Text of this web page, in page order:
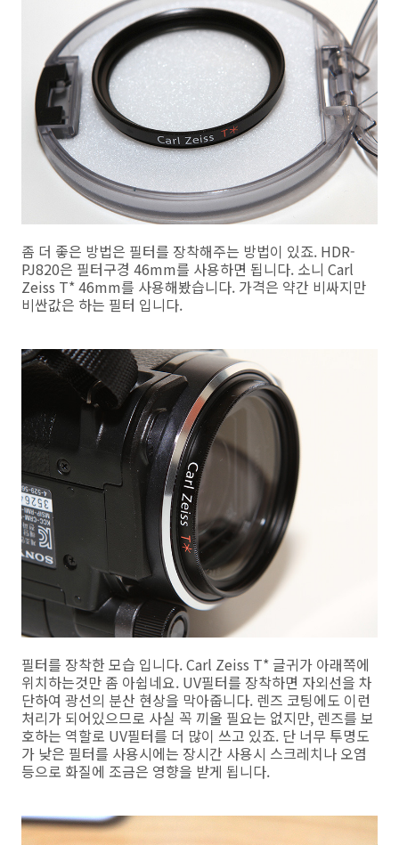
좀 더 좋은 방법은 필터를 장착해주는 방법이 있죠. HDR-
PJ820은 필터구경 46mm를 사용하면 됩니다. 소니 Carl
Zeiss T* 46mm를 사용해봤습니다. 가격은 약간 비싸지만
비싼값은 하는 필터 입니다.
필터를 장착한 모습 입니다. Carl Zeiss T* 글귀가 아래쪽에
위치하는것만 좀 아쉽네요. UV필터를 장착하면 자외선을 차
단하여 광선의 분산 현상을 막아줍니다. 렌즈 코팅에도 이런
처리가 되어있으므로 사실 꼭 끼울 필요는 없지만, 렌즈를 보
호하는 역할로 UV필터를 더 많이 쓰고 있죠. 단 너무 투명도
가 낮은 필터를 사용시에는 장시간 사용시 스크레치나 오염
등으로 화질에 조금은 영향을 받게 됩니다.